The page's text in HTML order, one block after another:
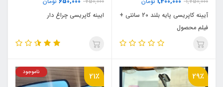
آیینه کاپریسی پایه بلند 20 سانتی +
فیلم محصول
ایینه کاپریسی چراغ دار
29٪ 21٪ ناموجود